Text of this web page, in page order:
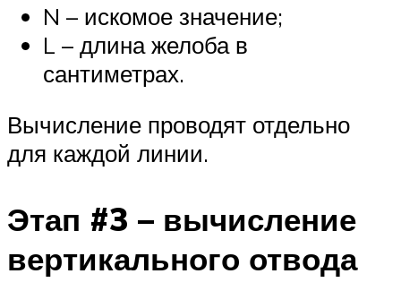
N – искомое значение;
L – длина желоба в
сантиметрах.
Вычисление проводят отдельно
для каждой линии.
Этап #3 – вычисление
вертикального отвода